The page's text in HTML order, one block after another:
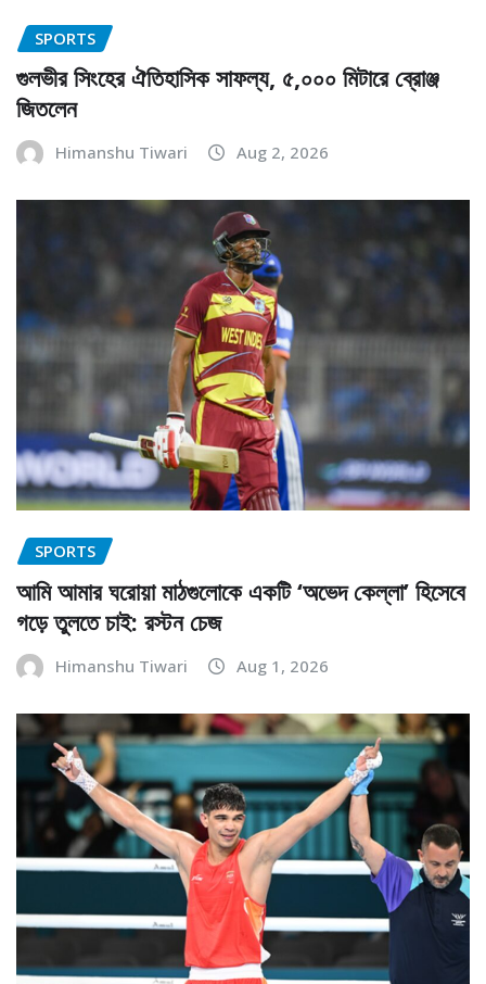
SPORTS
গুলভীর সিংহের ঐতিহাসিক সাফল্য, ৫,০০০ মিটারে ব্রোঞ্জ
জিতলেন
Himanshu Tiwari Aug 2, 2026
SPORTS
আমি আমার ঘরোয়া মাঠগুলোকে একটি ‘অভেদ কেল্লা’ হিসেবে
গড়ে তুলতে চাই: রস্টন চেজ
Himanshu Tiwari Aug 1, 2026